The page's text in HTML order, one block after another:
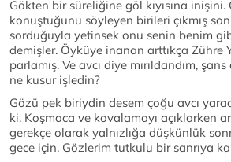
Gökten bir süreliğine göl kıyısına inişini.
konuştuğunu söyleyen birileri çıkmış
sorduğuyla yetinsek onu senin benim
demişler. Öyküye inanan arttıkça Zühre
parlamış. Ve avcı diye mırıldandım,
ne kusur işledin?
Gözü pek biriydin desem çoğu avcı
ki. Koşmaca ve kovalamayı açıklarken
gerekçe olarak yalnızlığa düşkünlük
gece için. Gözlerim tutkulu bir sanrıya